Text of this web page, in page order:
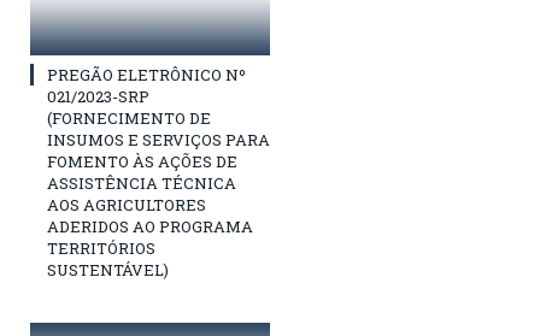
PREGÃO ELETRÔNICO Nº
021/2023-SRP
(FORNECIMENTO DE
INSUMOS E SERVIÇOS PARA
FOMENTO ÀS AÇÕES DE
ASSISTÊNCIA TÉCNICA
AOS AGRICULTORES
ADERIDOS AO PROGRAMA
TERRITÓRIOS
SUSTENTÁVEL)